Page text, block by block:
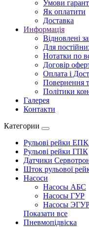
Умови
Як оплатити
Доставка
Информація
Відновлені
Для
Нотатки по
Договір
Оплата і
Повернення
Політики
Галерея
Контакти
Категории
Рульові рейки
Рульові рейки ГПК
Датчики
Шток рульової
Насоси
Насосы АБС
Насосы ГУР
Насосы
Показати все
Пневмопідвіска